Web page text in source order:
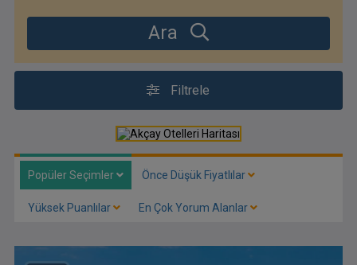
Ara
Filtrele
Popüler Seçimler Önce Düşük Fiyatlılar
Yüksek Puanlılar En Çok Yorum Alanlar